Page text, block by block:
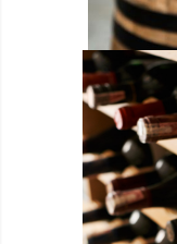
terreni
anche
per
–
per